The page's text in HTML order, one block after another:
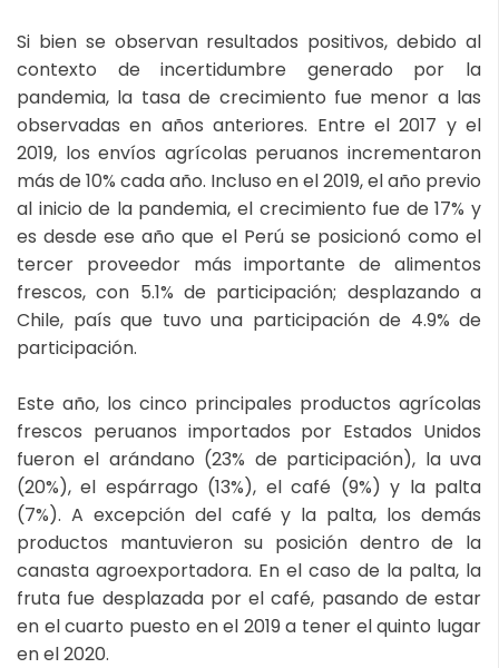
Si bien se observan resultados positivos, debido al
contexto de incertidumbre generado por la
pandemia, la tasa de crecimiento fue menor a las
observadas en años anteriores. Entre el 2017 y el
2019, los envíos agrícolas peruanos incrementaron
más de 10% cada año. Incluso en el 2019, el año previo
al inicio de la pandemia, el crecimiento fue de 17% y
es desde ese año que el Perú se posicionó como el
tercer proveedor más importante de alimentos
frescos, con 5.1% de participación; desplazando a
Chile, país que tuvo una participación de 4.9% de
participación.
Este año, los cinco principales productos agrícolas
frescos peruanos importados por Estados Unidos
fueron el arándano (23% de participación), la uva
(20%), el espárrago (13%), el café (9%) y la palta
(7%). A excepción del café y la palta, los demás
productos mantuvieron su posición dentro de la
canasta agroexportadora. En el caso de la palta, la
fruta fue desplazada por el café, pasando de estar
en el cuarto puesto en el 2019 a tener el quinto lugar
en el 2020.